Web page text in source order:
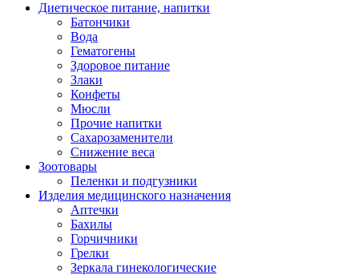
Диетическое питание, напитки
Батончики
Вода
Гематогены
Здоровое питание
Злаки
Конфеты
Мюсли
Прочие напитки
Сахарозаменители
Снижение веса
Зоотовары
Пеленки и подгузники
Изделия медицинского назначения
Аптечки
Бахилы
Горчичники
Грелки
Зеркала гинекологические